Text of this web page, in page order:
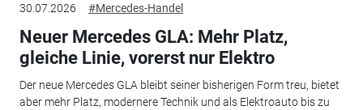
30.07.2026 #Mercedes-Handel
Neuer Mercedes GLA: Mehr Platz,
gleiche Linie, vorerst nur Elektro
Der neue Mercedes GLA bleibt seiner bisherigen Form treu, bietet
aber mehr Platz, modernere Technik und als Elektroauto bis zu